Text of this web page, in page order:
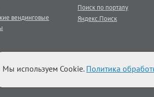
вендинговые
Поиск по порталу
Яндекс.Поиск
Вендинга - тематический
материалов портала активная гиперссылка
Мы используем Cookie. Политика